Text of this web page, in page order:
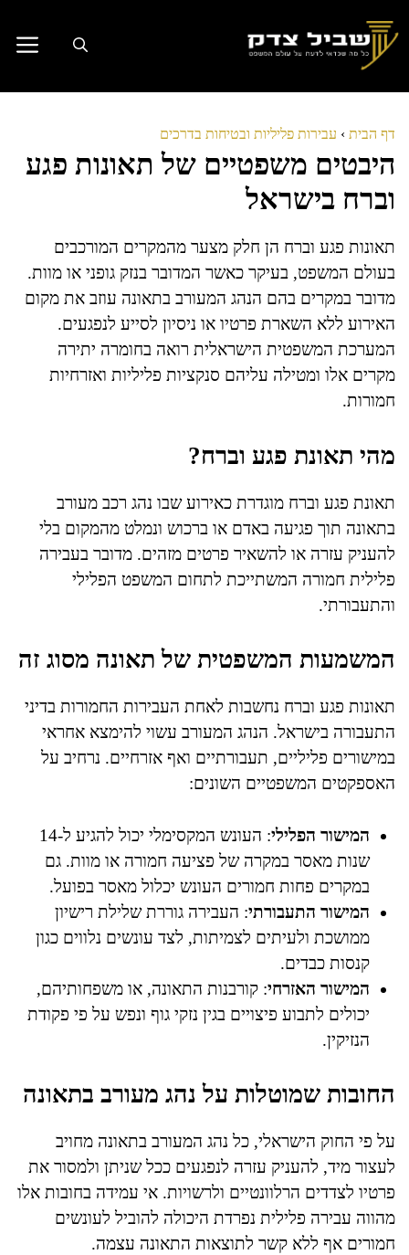
לתוכן
דף הבית › עבירות פליליות ובטיחות בדרכים
היבטים משפטיים של תאונות פגע
וברח בישראל
תאונות פגע וברח הן חלק מצער מהמקרים המורכבים
בעולם המשפט, בעיקר כאשר המדובר בנזק גופני או מוות.
מדובר במקרים בהם הנהג המעורב בתאונה עוזב את מקום
האירוע ללא השארת פרטיו או ניסיון לסייע לנפגעים.
המערכת המשפטית הישראלית רואה בחומרה יתירה
מקרים אלו ומטילה עליהם סנקציות פליליות ואזרחיות
חמורות.
מהי תאונת פגע וברח?
תאונת פגע וברח מוגדרת כאירוע שבו נהג רכב מעורב
בתאונה תוך פגיעה באדם או ברכוש ונמלט מהמקום בלי
להעניק עזרה או להשאיר פרטים מזהים. מדובר בעבירה
פלילית חמורה המשתייכת לתחום המשפט הפלילי
והתעבורתי.
המשמעות המשפטית של תאונה מסוג זה
תאונות פגע וברח נחשבות לאחת העבירות החמורות בדיני
התעבורה בישראל. הנהג המעורב עשוי להימצא אחראי
במישורים פליליים, תעבורתיים ואף אזרחיים. נרחיב על
האספקטים המשפטיים השונים:
המישור הפלילי
: העונש המקסימלי יכול להגיע ל-14
שנות מאסר במקרה של פציעה חמורה או מוות. גם
במקרים פחות חמורים העונש יכלול מאסר בפועל.
המישור התעבורתי: העבירה גוררת שלילת רישיון
ממושכת ולעיתים לצמיתות, לצד עונשים נלווים כגון
קנסות כבדים.
המישור האזרחי: קורבנות התאונה, או משפחותיהם,
יכולים לתבוע פיצויים בגין נזקי גוף ונפש על פי פקודת
הנזיקין.
החובות שמוטלות על נהג מעורב בתאונה
על פי החוק הישראלי, כל נהג המעורב בתאונה מחויב
לעצור מיד, להעניק עזרה לנפגעים ככל שניתן ולמסור את
פרטיו לצדדים הרלוונטיים ולרשויות. אי עמידה בחובות אלו
מהווה עבירה פלילית נפרדת היכולה להוביל לעונשים
חמורים אף ללא קשר לתוצאות התאונה עצמה.